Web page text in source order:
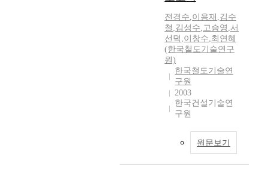
전경수,이용재 ,김수
철 ,김성수,고승영 ,서
선덕 ,이창수,최연혜
(한국철도기술연구
원)
한국철도기술연
구원
2003
한국건설기술연
구원
원문보기